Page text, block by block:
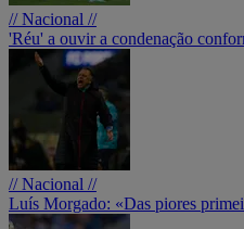
// Nacional //
'Réu' a ouvir a condenação
// Nacional //
Luís Morgado: «Das piores